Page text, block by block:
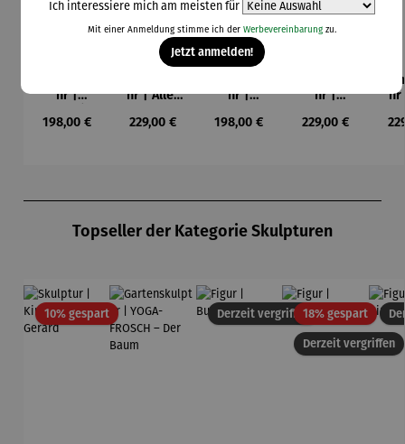
hr |
premier
Regulärer Preis:
198,00 €
hr | Alles
Friedensr
Regulärer Preis:
229,00 €
hr |
– Paul
Regulärer Preis:
198,00 €
hr |
Zeitfang –
Regulärer Preis:
229,00 €
hr
Topseller der Kategorie Skulpturen
10% gespartRabatt Derzeit vergriffen
Derzeit vergriffen
18% gespartRabatt
Ich interessiere mich am meisten für
Mit einer Anmeldung stimme ich der Werbevereinbarungzu.
Jetzt anmelden!